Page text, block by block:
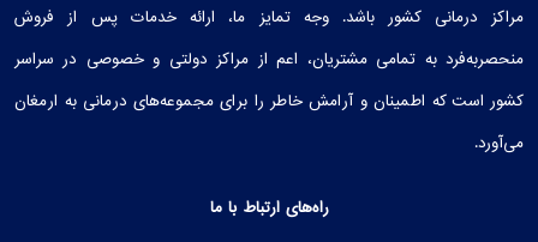
مراکز درمانی کشور باشد. وجه تمایز ما، ارائه خدمات پس از فروش
منحصربه‌فرد به تمامی مشتریان، اعم از مراکز دولتی و خصوصی در سراسر
کشور است که اطمینان و آرامش خاطر را برای مجموعه‌های درمانی به ارمغان
می‌آورد.
راه‌های ارتباط با ما